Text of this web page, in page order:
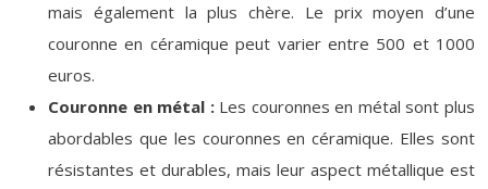
mais également la plus chère. Le prix moyen d’une
couronne en céramique peut varier entre 500 et 1000
euros.
Couronne en métal : Les couronnes en métal sont plus
abordables que les couronnes en céramique. Elles sont
résistantes et durables, mais leur aspect métallique est